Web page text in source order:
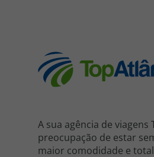
A sua agência de
preocupação de estar
maior comodidade e